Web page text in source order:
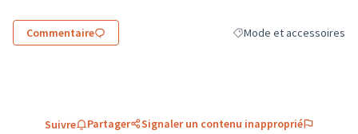
Commentaire Filtrer les résultats de la
Mode et accessoires
Suivre Partager Signaler un contenu inapproprié